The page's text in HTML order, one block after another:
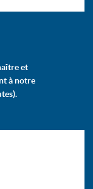
et
à notre